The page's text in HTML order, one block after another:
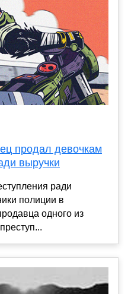
продал девочкам
выручки
ради
полиции в
одного из